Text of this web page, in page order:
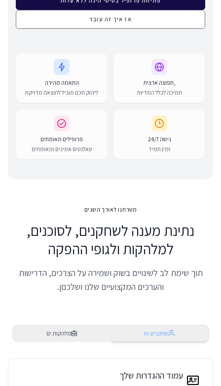
אז איך זה עובד
,תפוצה ארצית
תמיכה לכלל המדיות
התאמה מהירה
ליהוק חכם מוביל לתוצאה מדויקת
גישה 24/7
זמין תמיד
פרופילים מאומתים
טאלנטים אמינים ומאומתים
מטרתנו לאורך השנים
נתינת מענה לשחקנים, לסוכנים,
למלהקות ולגופי ההפקה
תוך שימת לב לשינויים בשוק ושמירה על הצרכים, הדרישות
והערכים המקצועיים שלנו ושלכםן.
שחקנים.ות מלהקות.ים
עמוד ההגדרות שלך